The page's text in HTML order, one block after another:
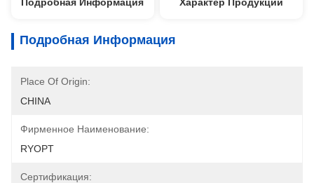
Подробная Информация
Place Of Origin:
CHINA
Фирменное Наименование:
RYOPT
Сертификация: